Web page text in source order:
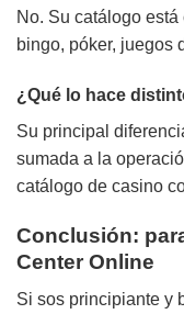
No. Su catálogo
bingo, póker, juegos
¿Qué lo hace
Su principal
sumada a la
catálogo de casino
Conclusión:
Center Online
Si sos principiante y